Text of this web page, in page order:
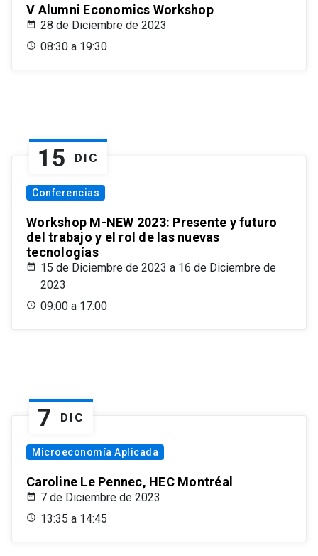
V Alumni Economics Workshop
28 de Diciembre de 2023
08:30 a 19:30
15 DIC
Conferencias
Workshop M-NEW 2023: Presente y futuro
del trabajo y el rol de las nuevas
tecnologías
15 de Diciembre de 2023 a 16 de Diciembre de
2023
09:00 a 17:00
7 DIC
Microeconomía Aplicada
Caroline Le Pennec, HEC Montréal
7 de Diciembre de 2023
13:35 a 14:45